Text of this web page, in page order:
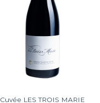
Cuvée LES TROIS MARIE